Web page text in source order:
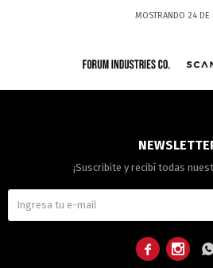
MOSTRANDO 24DE
¡Suscribite y recibí todas
 